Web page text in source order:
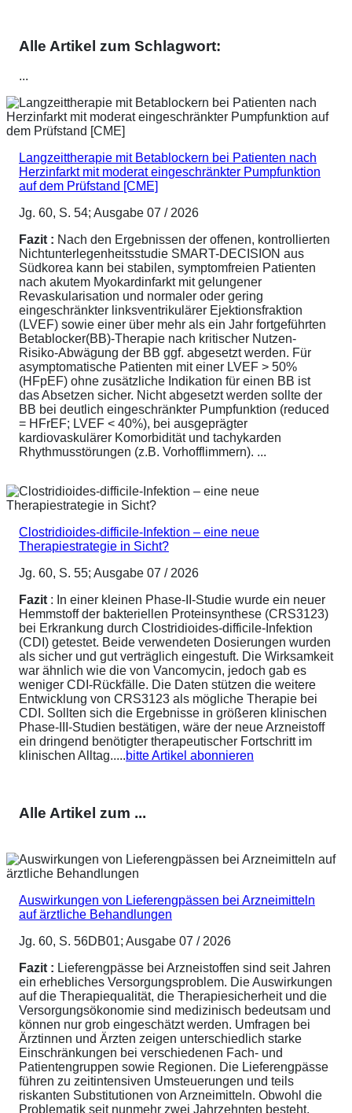
Alle Artikel zum Schlagwort:
...
Langzeittherapie mit Betablockern bei Patienten nach
Herzinfarkt mit moderat eingeschränkter Pumpfunktion
auf dem Prüfstand [CME]
Jg. 60, S. 54; Ausgabe 07 / 2026
Fazit : Nach den Ergebnissen der offenen, kontrollierten
Nichtunterlegenheitsstudie SMART-DECISION aus
Südkorea kann bei stabilen, symptomfreien Patienten
nach akutem Myokardinfarkt mit gelungener
Revaskularisation und normaler oder gering
eingeschränkter linksventrikulärer Ejektionsfraktion
(LVEF) sowie einer über mehr als ein Jahr fortgeführten
Betablocker(BB)-Therapie nach kritischer Nutzen-
Risiko-Abwägung der BB ggf. abgesetzt werden. Für
asymptomatische Patienten mit einer LVEF > 50%
(HFpEF) ohne zusätzliche Indikation für einen BB ist
das Absetzen sicher. Nicht abgesetzt werden sollte der
BB bei deutlich eingeschränkter Pumpfunktion (reduced
= HFrEF; LVEF < 40%), bei ausgeprägter
kardiovaskulärer Komorbidität und tachykarden
Rhythmusstörungen (z.B. Vorhofflimmern). ...
Clostridioides-difficile-Infektion – eine neue
Therapiestrategie in Sicht?
Jg. 60, S. 55; Ausgabe 07 / 2026
Fazit : In einer kleinen Phase-II-Studie wurde ein neuer
Hemmstoff der bakteriellen Proteinsynthese (CRS3123)
bei Erkrankung durch Clostridioides-difficile-Infektion
(CDI) getestet. Beide verwendeten Dosierungen wurden
als sicher und gut verträglich eingestuft. Die Wirksamkeit
war ähnlich wie die von Vancomycin, jedoch gab es
weniger CDI-Rückfälle. Die Daten stützen die weitere
Entwicklung von CRS3123 als mögliche Therapie bei
CDI. Sollten sich die Ergebnisse in größeren klinischen
Phase-III-Studien bestätigen, wäre der neue Arzneistoff
ein dringend benötigter therapeutischer Fortschritt im
klinischen Alltag.....bitte Artikel abonnieren
Alle Artikel zum ...
Auswirkungen von Lieferengpässen bei Arzneimitteln
auf ärztliche Behandlungen
Jg. 60, S. 56DB01; Ausgabe 07 / 2026
Fazit : Lieferengpässe bei Arzneistoffen sind seit Jahren
ein erhebliches Versorgungsproblem. Die Auswirkungen
auf die Therapiequalität, die Therapiesicherheit und die
Versorgungsökonomie sind medizinisch bedeutsam und
können nur grob eingeschätzt werden. Umfragen bei
Ärztinnen und Ärzten zeigen unterschiedlich starke
Einschränkungen bei verschiedenen Fach- und
Patientengruppen sowie Regionen. Die Lieferengpässe
führen zu zeitintensiven Umsteuerungen und teils
riskanten Substitutionen von Arzneimitteln. Obwohl die
Problematik seit nunmehr zwei Jahrzehnten besteht,